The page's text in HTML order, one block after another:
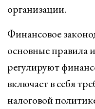
организации.
Финансовое
основные правила
регулируют
включает в себя
налоговой